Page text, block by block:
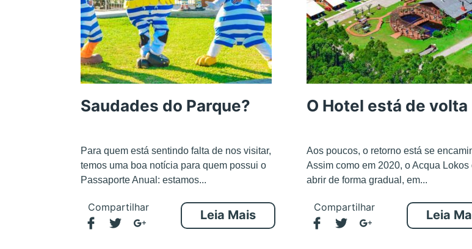
Saudades do Parque?
Para quem está sentindo falta de nos visitar,
temos uma boa notícia para quem possui o
Passaporte Anual: estamos...
Compartilhar
Leia Mais
O Hotel está de volta
Aos poucos, o retorno está se
Assim como em 2020, o Acqua Lokos
abrir de forma gradual, em...
Compartilhar
Leia